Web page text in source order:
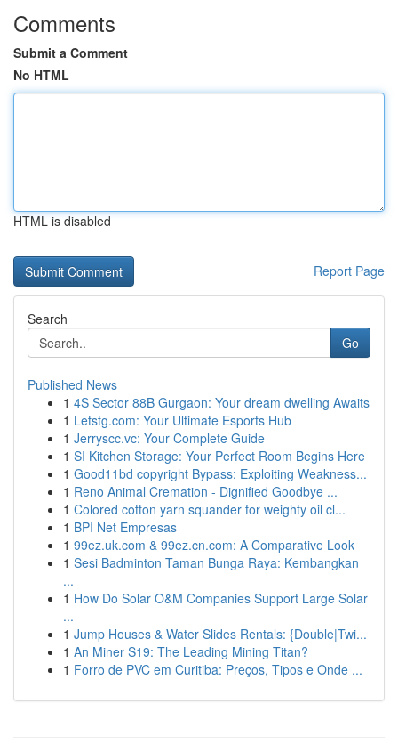
Comments
Submit a Comment
No HTML
HTML is disabled
Report Page
Search
Go
Published News
1 4S Sector 88B Gurgaon: Your dream dwelling Awaits
1 Letstg.com: Your Ultimate Esports Hub
1 Jerryscc.vc: Your Complete Guide
1 SI Kitchen Storage: Your Perfect Room Begins Here
1 Good11bd copyright Bypass: Exploiting Weakness...
1 Reno Animal Cremation - Dignified Goodbye ...
1 Colored cotton yarn squander for weighty oil cl...
1 BPI Net Empresas
1 99ez.uk.com & 99ez.cn.com: A Comparative Look
1 Sesi Badminton Taman Bunga Raya: Kembangkan
...
1 How Do Solar O&M Companies Support Large Solar
...
1 Jump Houses & Water Slides Rentals: {Double|Twi...
1 An Miner S19: The Leading Mining Titan?
1 Forro de PVC em Curitiba: Preços, Tipos e Onde ...